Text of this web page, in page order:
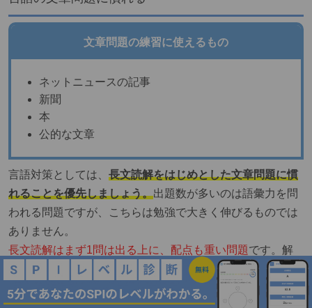
文章問題の練習に使えるもの
ネットニュースの記事
新聞
本
公的な文章
言語対策としては、 長文読解をはじめとした文章問題に慣
れることを優先しましょう。出題数が多いのは語彙力を問
われる問題ですが、こちらは勉強で大きく伸びるものでは
ありません。
長文読解はまず1問は出る上に、配点も重い問題です。解
き方がわかっていれば高い正答率を出せる内容のため、対
策の優先度が高くなっています。